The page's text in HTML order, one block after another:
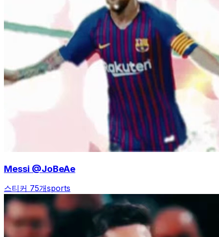
Messi @JoBeAe
스티커 75개sports